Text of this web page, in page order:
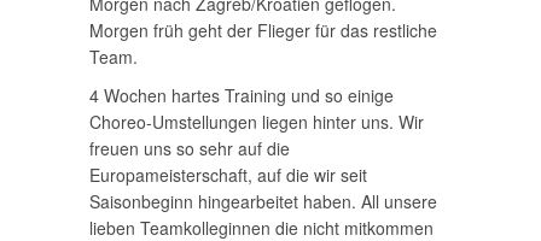
Morgen früh geht der Flieger für das restliche
Team.
4 Wochen hartes Training und so einige
Choreo-Umstellungen liegen hinter uns. Wir
freuen uns so sehr auf die
Europameisterschaft, auf die wir seit
Saisonbeginn hingearbeitet haben. All unsere
lieben Teamkolleginnen die nicht mitkommen